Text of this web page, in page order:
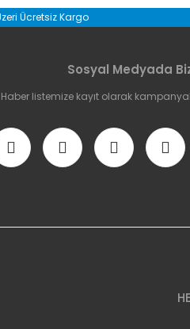
Ücretsiz Kargo
Sosyal Medyada
Haber listemize kayıt olarak